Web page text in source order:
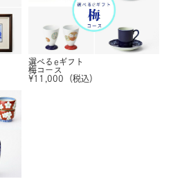
選べるeギフト
梅コース
¥11,000 （税込）